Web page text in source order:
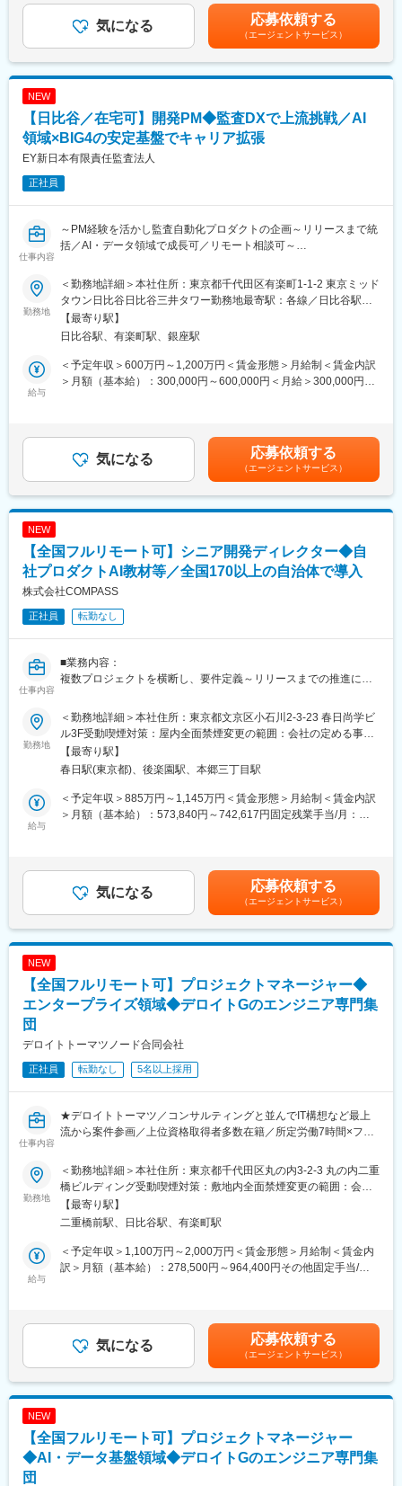
のお客様へ展開していくビジネス計画をゼロから立てるという、
日本では他に類を見ない希少な経験が積めるポジションです。
【トップティア企業とのダイナミックな協業】
各業界を代表する大手企業と直接タッグを組み、社会にインパク
とができます。
【最先端技術とビジネスの橋渡し】
研究開発の最前線に立ちながら、それをいかにしてビジネス価値
（商用化）に変換するかという、生成AI領域で最も市場価値の高
いスキルと実績を磨くことができます。
変更の範囲：会社の定める業務
◇グループ各社との戦略的連携
・次世代技術やグループアセットをプロダクトへ組み込むための
交渉・ブリッジ業務
・品質、コスト、デリバリーの観点からリリース可否を厳格に判
定し、経営層や関係各所との最終調整
◇市場・競合分析
最新のテクノロジートレンドや顧客の声を収集し、戦略へのフィ
ードバックを実施
■ミッション
技術とビジネスの架け橋となり、SB Intuitionsの持続的成長を牽引
い、グループ各社とのシナジーを最大化させることで、市場競争
力のあるプロダクト群を世に送り出すことがミッションです。
■魅力ポイント
ートフォリオ全体を俯瞰して投資対効果を最適化する「事業経営
者」に近い視座を獲得できます。グループ会社の巨大なアセット
来的には、複雑なステークホルダーを統率し、大規模な技術投資
を成功に導く責任者として、市場価値を高めることが可能です。
変更の範囲：会社の定める業務
上限金額はその限りではございません※月給・想定理論年収：基本
給＋固定時間外手当(35時間相当)※時間外手当は一般職のみとな
り、かつ、固定時間外手当(35時間)を超えて勤務した場合は実績
に応じて支給いたします※別途インセンティブが支給されることが
あります賃金はあくまでも目安の金額であり、選考を通じて上下
気になる 応募依頼する
（エージェントサービス）
NEW
【日比谷／在宅可】開発PM◆監査DXで上流挑戦／AI
領域×BIG4の安定基盤でキャリア拡張
EY新日本有限責任監査法人
正社員
仕事内容
～PM経験を活かし監査自動化プロダクトの企画～リリースまで統
括／AI・データ領域で成長可／リモート相談可～
■業務内容：
監査業務のAutomationツール開発において、開発進捗管理、課題
管理、要員管理などツールを開発・リリースするまでのプロジェ
クト管理業務をお願いします。複数のツール開発が進行中です
が、経験・スキルに応じて担当業務を決定いたします。
・要求把握からシステムリリースまでの開発プロセスにおいてプ
ロジェクトを牽引
・プロジェクトのスケジュール・品質・スコープの管理
・プロダクトマネージャー、会計士およびエンジニアと綿密にコ
ミュニケーションをとりプロジェクトを推進
・最適な開発プロセスを選択し、より迅速で高品質なシステムの
・監査クライアントのシステムから監査法人へのデータ連携およ
びデータ処理実装に関するプロジェクト管理
・監査手続きを自動化するシステム開発に関するプロジェクト管
また、技術要素としてはAzure, C#, React, Python等があり、プロ
■部門について：
ス」「オートメーション」の各専門分野の人材と知見を集結した
専門組織（Center of Excellence（CoE））として設置された部署
であり、人員拡大を続けています。
■担当プロダクト開発の一例：
監査業務で行われる監査データの授受、及び監査手続きの効率化
のための開発に関与していただきます。現在、日本国内ではデジ
とで、不正等の早期発見や、監査手続きの効率化を進めることが
できると考えており、システム化を目指しています。
勤務地
＜勤務地詳細＞本社住所：東京都千代田区有楽町1-1-2 東京ミッド
タウン日比谷日比谷三井タワー勤務地最寄駅：各線／日比谷駅受
動喫煙対策：屋内全面禁煙
【最寄り駅】
日比谷駅、有楽町駅、銀座駅
給与
＜予定年収＞600万円～1,200万円＜賃金形態＞月給制＜賃金内訳
＞月額（基本給）：300,000円～600,000円＜月給＞300,000円～
（10月）賃金はあくまでも目安の金額であり、選考を通じて上下
する可能性があります。月給(月額)は固定手当を含めた表記です。
気になる 応募依頼する
（エージェントサービス）
NEW
【全国フルリモート可】シニア開発ディレクター◆自
社プロダクトAI教材等／全国170以上の自治体で導入
株式会社COMPASS
正社員 転勤なし
仕事内容
■業務内容：
複数プロジェクトを横断し、要件定義～リリースまでの推進に加
開発リードタイム短縮（開発効率化）と手戻り削減（品質向上）
を実現する役割です。
■具体的な業務内容：
〇プロダクト開発の推進（価値提供を止めないため）
・開発テーマごとの状況を俯瞰し、リソース・優先度・リスクを
整理して、要件定義～リリースまでの推進を設計します。
・Asana等のチケット運用やNotion等のドキュメント運用を整
整えるため）
・複数チームに跨る連携を前に進め、営業・サポート・マーケ・
事業企画などと論点を揃え、スムーズに開発が進む前提を整えま
運用などのプロセスを改善して、継続的に開発効率・品質を高め
ます。
改善」へと進化しつつあります。当社の展開する「キュビナ」は
全国170以上の自治体・2,300校以上で導入が進み、100万人を超
現場と行政の両面から「教育×テクノロジー」の進化を実感できる
環境で、教育現場のリアルな課題を捉え、社会的インパクトの大
また、学習コンテンツとシステムを自社開発しているため、ユー
ザーの声を迅速にプロダクトに反映できる点が特徴です（現在の
リリースサイクルは週1回）。
■業務環境：
・グループウェア
Google Workspace
・タスク管理
Notion、Google Drive、Miro
・コミュニケーション
Slack、Google Meet、Gather
変更の範囲：会社の定める業務
勤務地
＜勤務地詳細＞本社住所：東京都文京区小石川2-3-23 春日尚学ビ
ル3F受動喫煙対策：屋内全面禁煙変更の範囲：会社の定める事業
所（リモートワーク含む）
【最寄り駅】
春日駅(東京都)、後楽園駅、本郷三丁目駅
給与
＜予定年収＞885万円～1,145万円＜賃金形態＞月給制＜賃金内訳
＞月額（基本給）：573,840円～742,617円固定残業手当/月：
上記は入社時の想定年収（2回／年の賞与含む）※賞与は評価に応
じて上乗せの場合あり※別途決算賞与が支給の場合あり※上記年収
はあくまで想定、ご経験等により前後する可能性あり賃金はあく
までも目安の金額であり、選考を通じて上下する可能性がありま
す。月給(月額)は固定手当を含めた表記です。
気になる 応募依頼する
（エージェントサービス）
NEW
【全国フルリモート可】プロジェクトマネージャー◆
エンタープライズ領域◆デロイトGのエンジニア専門集
団
デロイトトーマツノード合同会社
正社員 転勤なし 5名以上採用
仕事内容
★デロイトトーマツ／コンサルティングと並んでIT構想など最上
流から案件参画／上位資格取得者多数在籍／所定労働7時間×フル
◆私たちについて
デロイトトーマツ／コンサルティンググループの一員として、日
本を代表する大手企業のDX戦略の実現を担うテクノロジー集団で
す。
単なる「システムの受託開発」ではなく、日々変化する経営環境
に適応するため、ビジネスの仕組みづくりそのものを変革しま
す。
■業務内容
プロジェクトマネージャー（PM）として、エンタープライズ領域
システムのグランドデザインを描き非機能要件を見据えながら、
不確実性をコントロールして大規模なプロジェクトを成功へと導
勤務地
＜勤務地詳細＞本社住所：東京都千代田区丸の内3-2-3 丸の内二重
橋ビルディング受動喫煙対策：敷地内全面禁煙変更の範囲：会社
の定める事業所（リモートワーク含む）
【最寄り駅】
二重橋前駅、日比谷駅、有楽町駅
給与
＜予定年収＞1,100万円～2,000万円＜賃金形態＞月給制＜賃金内
訳＞月額（基本給）：278,500円～964,400円その他固定手当/
あり※変動賞与、残業代はあくまで想定であり、これを保証するも
のではありません■昇格：年1～2回（2月、8月）※管理職は年1回■
賞与：年2回（2月、8月）賃金はあくまでも目安の金額であり、
選考を通じて上下する可能性があります。月給(月額)は固定手当を
含めた表記です。
気になる 応募依頼する
（エージェントサービス）
NEW
【全国フルリモート可】プロジェクトマネージャー
◆AI・データ基盤領域◆デロイトGのエンジニア専門集
団